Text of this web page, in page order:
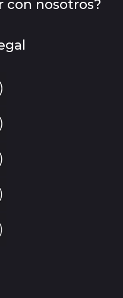
con nosotros?